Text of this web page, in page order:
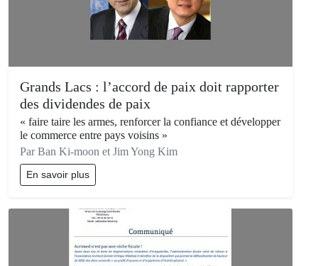
Grands Lacs : l’accord de paix doit rapporter
des dividendes de paix
« faire taire les armes, renforcer la confiance et développer
le commerce entre pays voisins »
Par Ban Ki-moon et Jim Yong Kim
En savoir plus